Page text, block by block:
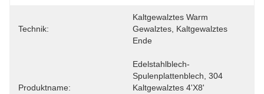
Technik:
Kaltgewalztes Warm
Gewalztes, Kaltgewalztes
Ende
Produktname:
Edelstahlblech-
Spulenplattenblech, 304
Kaltgewalztes 4'x8'